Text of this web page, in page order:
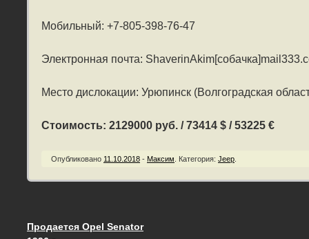
Мобильный: +7-805-398-76-47
Электронная почта:
Место дислокации: Урюпинск (Волгоградская
Стоимость: 2129000 руб. / 73414 $ / 53225 €
Опубликовано 11.10.2018 - Максим Категория: Jeep
Продается Opel Senator